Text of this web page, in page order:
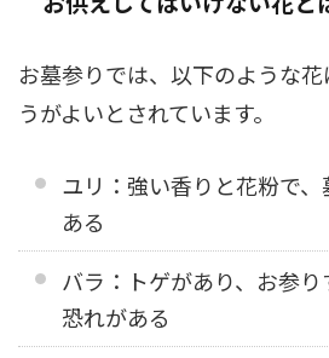
お墓参りでは、以下のような
うがよいとされています。
ユリ：強い香りと花粉で
ある
バラ：トゲがあり、お参
恐れがある